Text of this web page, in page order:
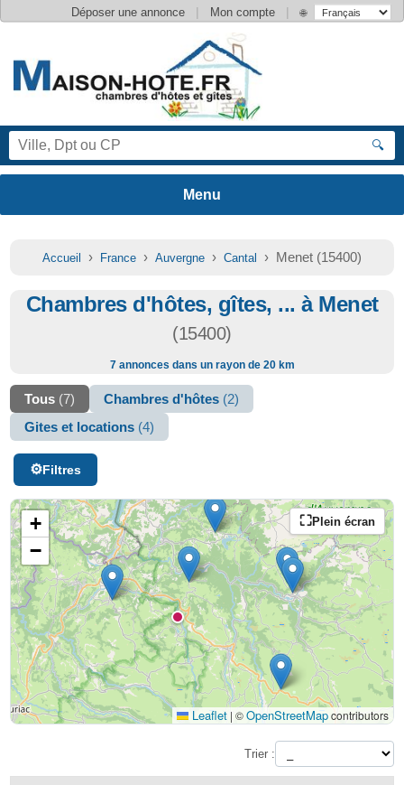
Déposer une annonce | Mon compte | 🌐
🔍
Accueil › France › Auvergne › Cantal › Menet (15400)
Chambres d'hôtes, gîtes, ... à Menet
(15400)
7 annonces dans un rayon de 20 km
Tous (7) Chambres d'hôtes (2)
Gites et locations (4)
Filtres
Plein écran
+
−
Leaflet | ©OpenStreetMapcontributors
Trier :